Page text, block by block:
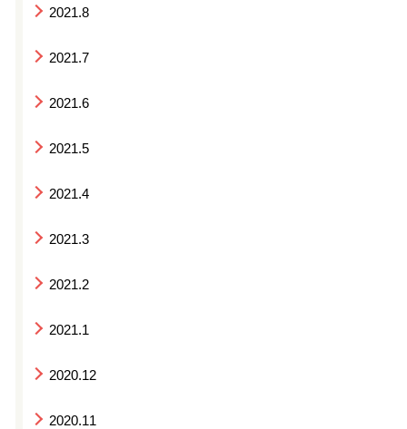
2021.8
2021.7
2021.6
2021.5
2021.4
2021.3
2021.2
2021.1
2020.12
2020.11